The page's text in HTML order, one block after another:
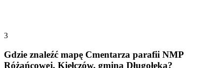
3
Gdzie znaleźć mapę Cmentarza parafii NMP
Różańcowej, Kiełczów, gmina Długołęka?